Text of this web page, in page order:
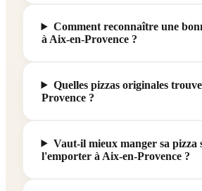
Comment reconnaître une
à Aix-en-Provence ?
Quelles pizzas originales
Provence ?
Vaut-il mieux manger sa pizza
l'emporter à Aix-en-Provence ?